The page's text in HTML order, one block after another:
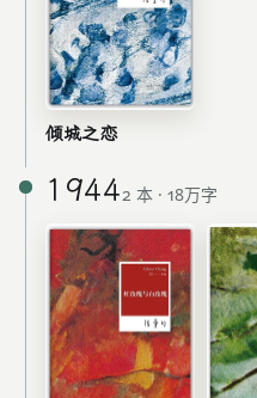
倾城之恋
19442 本 · 18万字